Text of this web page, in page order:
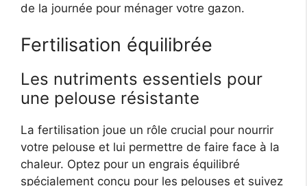
de la journée pour ménager votre gazon.
Fertilisation équilibrée
Les nutriments essentiels pour
une pelouse résistante
La fertilisation joue un rôle crucial pour nourrir
votre pelouse et lui permettre de faire face à la
chaleur. Optez pour un engrais équilibré
spécialement conçu pour les pelouses et suivez